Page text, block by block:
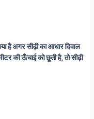
है अगर सीढ़ी का आधार दिवाल
की ऊँचाई को छूती है, तो सीढ़ी